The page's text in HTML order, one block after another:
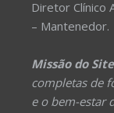
Diretor Clínico
– Mantenedor.
Missão do
completas de
e o bem-estar